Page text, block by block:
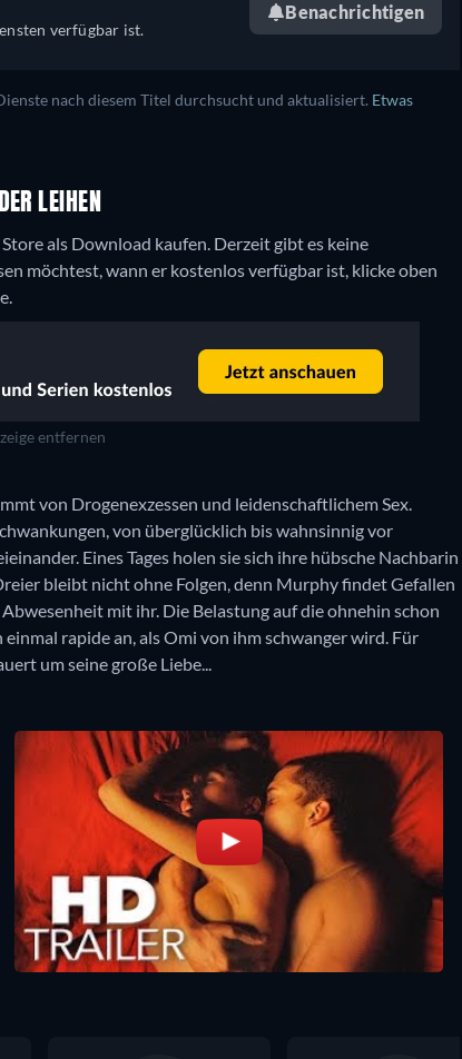
verfügbar ist.
Benachrichtigen
nach diesem Titel durchsucht und aktualisiert. Etwas
LEIHEN
als Download kaufen. Derzeit gibt es keine
möchtest, wann er kostenlos verfügbar ist, klicke oben
entfernen
von Drogenexzessen und leidenschaftlichem Sex.
von überglücklich bis wahnsinnig vor
Eines Tages holen sie sich ihre hübsche Nachbarin
bleibt nicht ohne Folgen, denn Murphy findet Gefallen
mit ihr. Die Belastung auf die ohnehin schon
rapide an, als Omi von ihm schwanger wird. Für
um seine große Liebe...